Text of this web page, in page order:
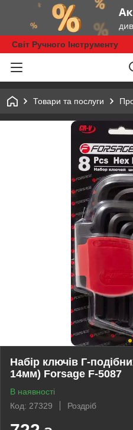
Світ Ручного Інструменту
Товари та послуги
Набір ключів Г-
14мм) Forsage F-5087
В наявності
Код: 27329
Роздріб